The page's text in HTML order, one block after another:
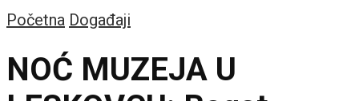
Početna Događaji
NOĆ MUZEJA U